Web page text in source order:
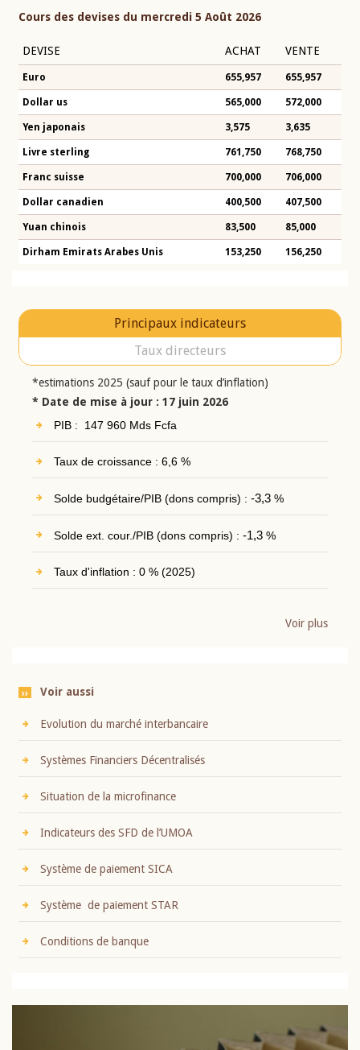
Cours des devises du mercredi 5 Août 2026
DEVISE ACHAT VENTE
Euro 655,957 655,957
Dollar us 565,000 572,000
Yen japonais 3,575 3,635
Livre sterling 761,750 768,750
Franc suisse 700,000 706,000
Dollar canadien 400,500 407,500
Yuan chinois 83,500 85,000
Dirham Emirats Arabes Unis 153,250 156,250
Principaux indicateurs
Taux directeurs
*estimations 2025 (sauf pour le taux d’inflation)
* Date de mise à jour : 17 juin 2026
PIB : 147 960 Mds Fcfa
Taux de croissance : 6,6 %
Solde budgétaire/PIB (dons compris) : -3,3%
Solde ext. cour./PIB (dons compris) : -1,3%
Taux d'inflation : 0 % (2025)
Voir plus
Voir aussi
Evolution du marché interbancaire
Systèmes Financiers Décentralisés
Situation de la microfinance
Indicateurs des SFD de l’UMOA
Système de paiement SICA
Système de paiement STAR
Conditions de banque